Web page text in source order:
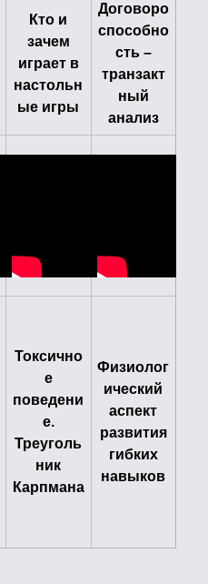
Кто и
зачем
играет в
настольн
ые игры
Договоро
способно
сть –
транзакт
ный
анализ
Токсично
е
поведени
е.
Треуголь
ник
Карпмана
Физиолог
ический
аспект
развития
гибких
навыков